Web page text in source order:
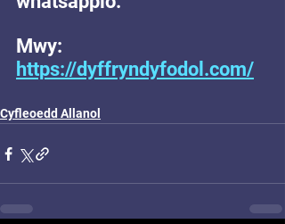
Mwy:
https://dyffryndyfodol.com/
Cyfleoedd Allanol